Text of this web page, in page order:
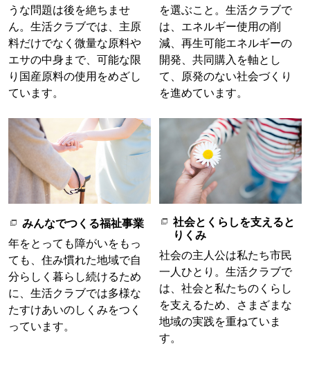
うな問題は後を絶ちませ
ん。生活クラブでは、主原
料だけでなく微量な原料や
エサの中身まで、可能な限
り国産原料の使用をめざし
ています。
を選ぶこと。生活クラブで
は、エネルギー使用の削
減、再生可能エネルギーの
開発、共同購入を軸とし
て、原発のない社会づくり
を進めています。
みんなでつくる福祉事業
年をとっても障がいをもっ
ても、住み慣れた地域で自
分らしく暮らし続けるため
に、生活クラブでは多様な
たすけあいのしくみをつく
っています。
社会とくらしを支えると
りくみ
社会の主人公は私たち市民
一人ひとり。生活クラブで
は、社会と私たちのくらし
を支えるため、さまざまな
地域の実践を重ねていま
す。